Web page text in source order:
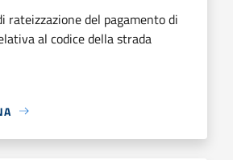
rateizzazione del pagamento di
al codice della strada